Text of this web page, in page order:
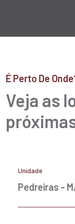
É Perto De
Veja as
Unidade
Pedreiras -